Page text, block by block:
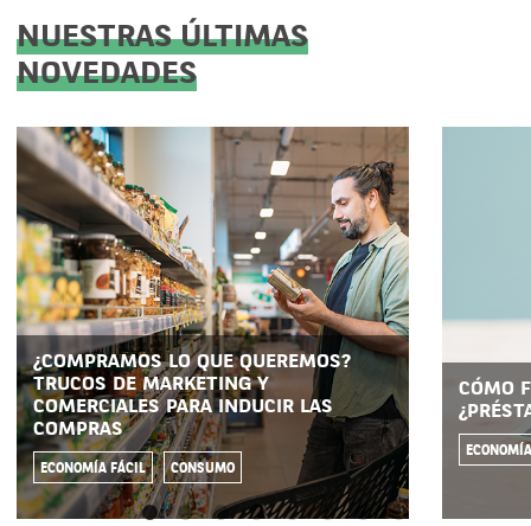
NUESTRAS ÚLTIMAS
NOVEDADES
¿COMPRAMOS LO QUE QUEREMOS?
TRUCOS DE MARKETING Y
COMERCIALES PARA INDUCIR LAS
COMPRAS
ECONOMÍA FÁCIL CONSUMO
CÓMO